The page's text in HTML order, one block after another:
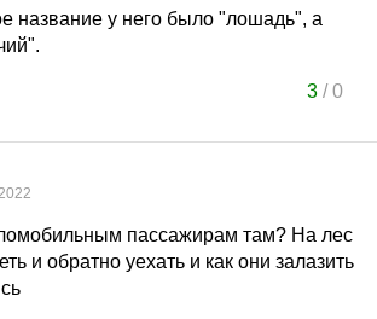
название у него было "лошадь", а
3/0
пассажирам там? На лес
и обратно уехать и как они залазить